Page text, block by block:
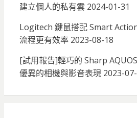
建立個人的私有雲 2024-01-31
Logitech 鍵鼠搭配 Smart
流程更有效率 2023-08-18
[試用報告]輕巧的 Sharp
優異的相機與影音表現 2023-